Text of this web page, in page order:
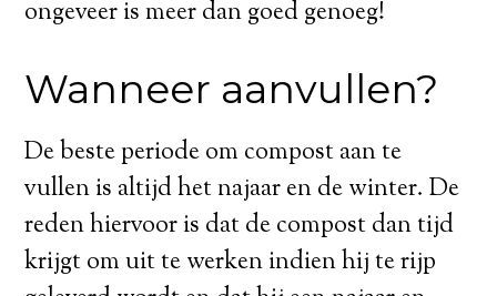
ongeveer is meer dan goed genoeg!
Wanneer aanvullen?
De beste periode om compost aan te
vullen is altijd het najaar en de winter. De
reden hiervoor is dat de compost dan tijd
krijgt om uit te werken indien hij te rijp